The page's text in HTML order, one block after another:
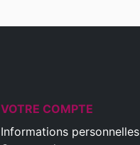
VOTRE COMPTE
Informations personnelles